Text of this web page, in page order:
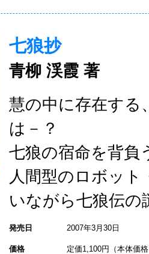
七狼抄
青柳 渓霞 著
慧の中に存在する
は－？
七狼の宿命を背負
人間型のロボッ
いながら七狼伝の
発売日 2007年3月30日
価格 定価1,100円（本体価